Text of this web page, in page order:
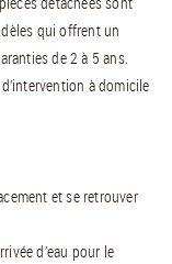
qui offrent un
de 2 à 5 ans.
à domicile
et se retrouver
d’eau pour le